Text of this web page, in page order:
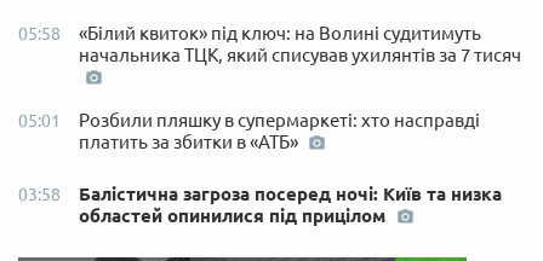
05:58
«Білий квиток» під ключ: на Волині судитимуть
начальника ТЦК, який списував ухилянтів за 7 тисяч
05:01
Розбили пляшку в супермаркеті: хто насправді
платить за збитки в «АТБ»
03:58
Балістична загроза посеред ночі: Київ та низка
областей опинилися під прицілом